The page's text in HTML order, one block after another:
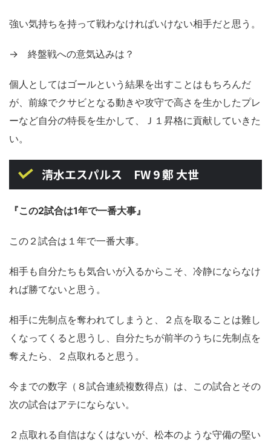
強い気持ちを持って戦わなければいけない相手だと思う。
→ 終盤戦への意気込みは？
個人としてはゴールという結果を出すことはもちろんだ
が、前線でクサビとなる動きや攻守で高さを生かしたプレ
ーなど自分の特長を生かして、Ｊ１昇格に貢献していきた
い。
清水エスパルス FW 9 鄭 大世
『この2試合は1年で一番大事』
この２試合は１年で一番大事。
相手も自分たちも気合いが入るからこそ、冷静にならなけ
れば勝てないと思う。
相手に先制点を奪われてしまうと、２点を取ることは難し
くなってくると思うし、自分たちが前半のうちに先制点を
奪えたら、２点取れると思う。
今までの数字（８試合連続複数得点）は、この試合とその
次の試合はアテにならない。
２点取れる自信はなくはないが、松本のような守備の堅い